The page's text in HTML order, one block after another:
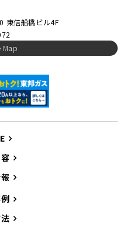
東信船橋ビル4F
Map